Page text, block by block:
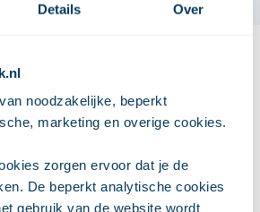
Details Over
noodzakelijke, beperkt
marketing en overige cookies.
zorgen ervoor dat je de
De beperkt analytische cookies
gebruik van de website wordt
Moti-4 traject in?
aan voor Moti-4?
Moti-4 traject in?
afspraken van 1 uur met een
waarin de jongere:
een plan van aanpak
te minderen of te stoppen